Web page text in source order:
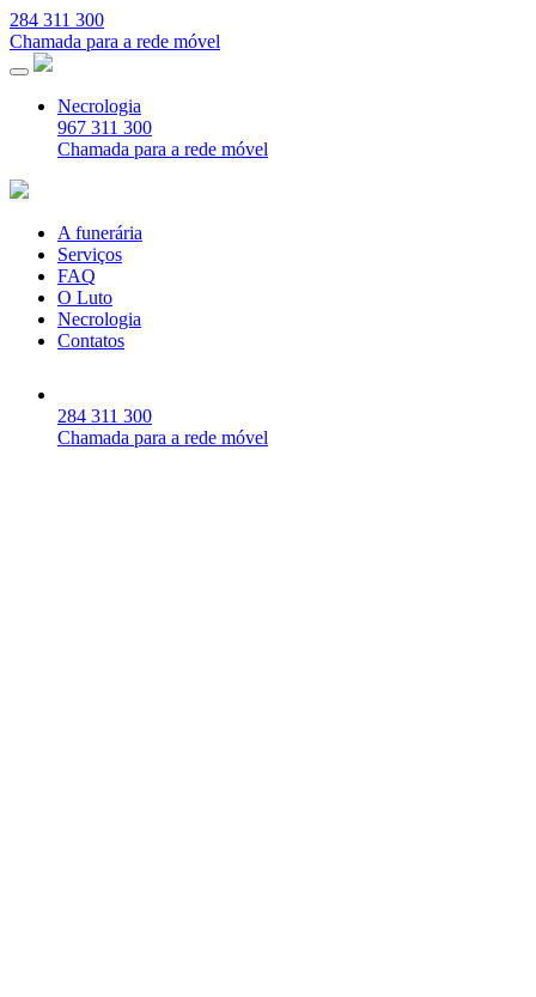
284 311 300
Chamada para a rede móvel
Necrologia
967 311 300
Chamada para a rede móvel
A funerária
Serviços
FAQ
O Luto
Necrologia
Contatos
284 311 300
Chamada para a rede móvel